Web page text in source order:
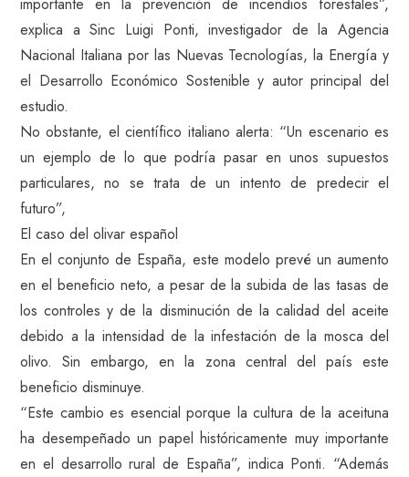
explica a Sinc Luigi Ponti, investigador de la Agencia
Nacional Italiana por las Nuevas Tecnologías, la Energía y
el Desarrollo Económico Sostenible y autor principal del
estudio.
No obstante, el científico italiano alerta: “Un escenario es
un ejemplo de lo que podría pasar en unos supuestos
particulares, no se trata de un intento de predecir el
futuro”,
El caso del olivar español
En el conjunto de España, este modelo prevé un aumento
en el beneficio neto, a pesar de la subida de las tasas de
los controles y de la disminución de la calidad del aceite
debido a la intensidad de la infestación de la mosca del
olivo. Sin embargo, en la zona central del país este
beneficio disminuye.
“Este cambio es esencial porque la cultura de la aceituna
ha desempeñado un papel históricamente muy importante
en el desarrollo rural de España”, indica Ponti. “Además